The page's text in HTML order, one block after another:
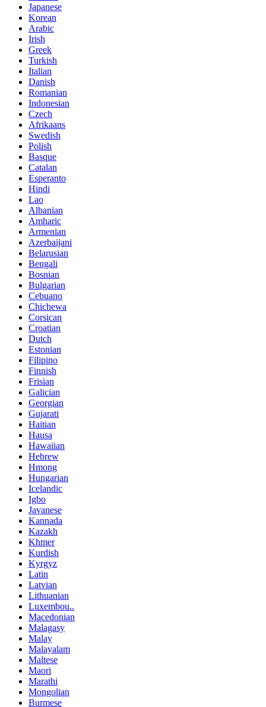
Japanese
Korean
Arabic
Irish
Greek
Turkish
Italian
Danish
Romanian
Indonesian
Czech
Afrikaans
Swedish
Polish
Basque
Catalan
Esperanto
Hindi
Lao
Albanian
Amharic
Armenian
Azerbaijani
Belarusian
Bengali
Bosnian
Bulgarian
Cebuano
Chichewa
Corsican
Croatian
Dutch
Estonian
Filipino
Finnish
Frisian
Galician
Georgian
Gujarati
Haitian
Hausa
Hawaiian
Hebrew
Hmong
Hungarian
Icelandic
Igbo
Javanese
Kannada
Kazakh
Khmer
Kurdish
Kyrgyz
Latin
Latvian
Lithuanian
Luxembou..
Macedonian
Malagasy
Malay
Malayalam
Maltese
Maori
Marathi
Mongolian
Burmese